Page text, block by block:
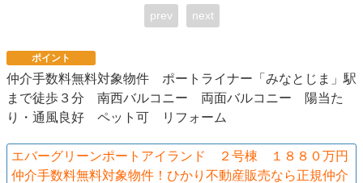
prev next
ポイント
仲介手数料無料対象物件 ポートライナー「みなとじま」駅
まで徒歩３分 南西バルコニー 両面バルコニー 陽当た
り・通風良好 ペット可 リフォーム
エバーグリーンポートアイランド ２号棟 １８８０万円
仲介手数料無料対象物件！ひかり不動産販売なら正規仲介